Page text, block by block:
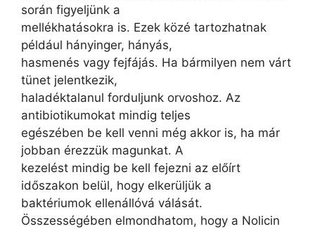
során figyeljünk a
mellékhatásokra is. Ezek közé tartozhatnak
például hányinger, hányás,
hasmenés vagy fejfájás. Ha bármilyen nem várt
tünet jelentkezik,
haladéktalanul forduljunk orvoshoz. Az
antibiotikumokat mindig teljes
egészében be kell venni még akkor is, ha már
jobban érezzük magunkat. A
kezelést mindig be kell fejezni az előírt
időszakon belül, hogy elkerüljük a
baktériumok ellenállóvá válását.
Összességében elmondhatom, hogy a Nolicin